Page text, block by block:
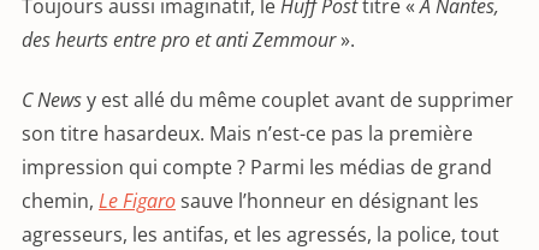
Toujours aussi imaginatif, leHuff Posttitre «A Nantes,
des heurts entre pro et anti Zemmour».
C Newsy est allé du même couplet avant de supprimer
son titre hasardeux. Mais n’est-ce pas la première
impression qui compte ? Parmi les médias de grand
chemin, Le Figarosauve l’honneur en désignant les
agresseurs, les antifas, et les agressés, la police, tout